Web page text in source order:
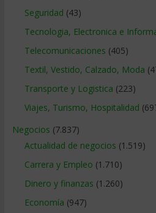
Seguridad (43)
Tecnologia, Electronica e
Telecomunicaciones (405)
Textil, Vestido, Calzado, Moda
Transporte y Logistica (223)
Viajes, Turismo, Hospitalidad
Negocios (7.837)
Actualidad de negocios (1.519)
Carrera y Empleo (1.710)
Dinero y finanzas (1.260)
Economía (947)